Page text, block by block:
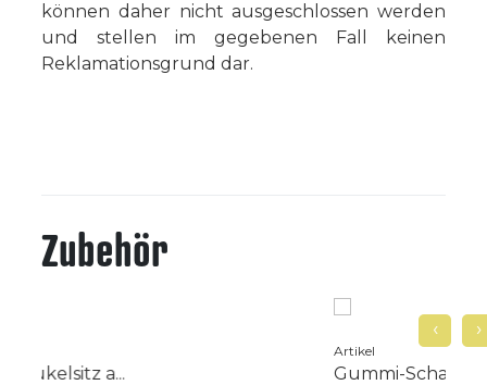
können daher nicht ausgeschlossen werden
und stellen im gegebenen Fall keinen
Reklamationsgrund dar.
Zubehör
Gummi-Schaukelsitz g...
‹ ›